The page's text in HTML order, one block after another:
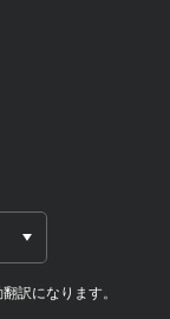
訳になります。